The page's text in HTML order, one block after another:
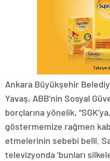
Ankara Büyükşehir
Yavaş, ABB’nin Sosyal
borçlarına yönelik,
göstermemize rağmen
etmelerinin sebebi belli.
televizyonda ‘bunları